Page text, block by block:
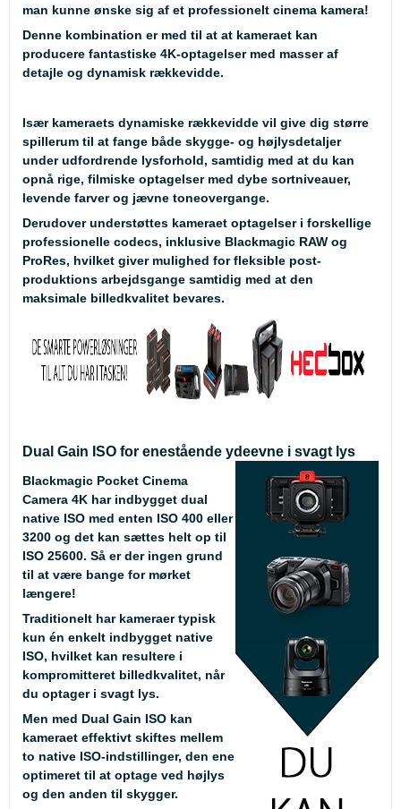
man kunne ønske sig af et professionelt cinema kamera!
Denne kombination er med til at at kameraet kan
producere fantastiske 4K-optagelser med masser af
detajle og dynamisk rækkevidde.
Især kameraets dynamiske rækkevidde vil give dig større
spillerum til at fange både skygge- og højlysdetaljer
under udfordrende lysforhold, samtidig med at du kan
opnå rige, filmiske optagelser med dybe sortniveauer,
levende farver og jævne toneovergange.
Derudover understøttes kameraet optagelser i forskellige
professionelle codecs, inklusive Blackmagic RAW og
ProRes, hvilket giver mulighed for fleksible post-
produktions arbejdsgange samtidig med at den
maksimale billedkvalitet bevares.
Dual Gain ISO for enestående ydeevne i svagt lys
Blackmagic Pocket Cinema
Camera 4K har indbygget dual
native ISO med enten ISO 400 eller
3200 og det kan sættes helt op til
ISO 25600. Så er der ingen grund
til at være bange for mørket
længere!
Traditionelt har kameraer typisk
kun én enkelt indbygget native
ISO, hvilket kan resultere i
kompromitteret billedkvalitet, når
du optager i svagt lys.
Men med Dual Gain ISO kan
kameraet effektivt skiftes mellem
to native ISO-indstillinger, den ene
optimeret til at optage ved højlys
og den anden til skygger.